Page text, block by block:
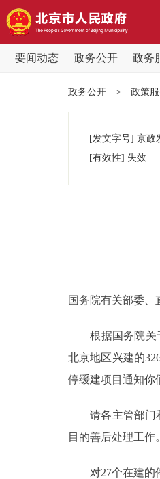
要闻动态 政务公开 政务
党中央
政策
决策
政务服务
个人
政务公开 > 政策
[发文字号] 京政
[有效性] 失效
国务院有关部委
根据国务院关于
北京地区兴建的
停缓建项目通知你
请各主管部门和
目的善后处理工作。
对27个在建的停